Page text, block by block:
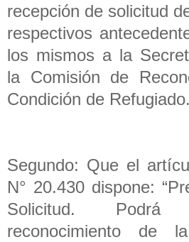
recepción de solicitud
respectivos
los mismos a la
la Comisión de
Condición de Refugiado.
Segundo: Que el
N° 20.430 dispone:
Solicitud.
reconocimiento de